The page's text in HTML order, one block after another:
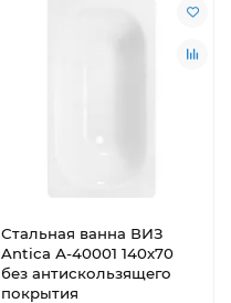
Стальная ванна ВИЗ
Antica А-40001 140х70
без антискользящего
покрытия